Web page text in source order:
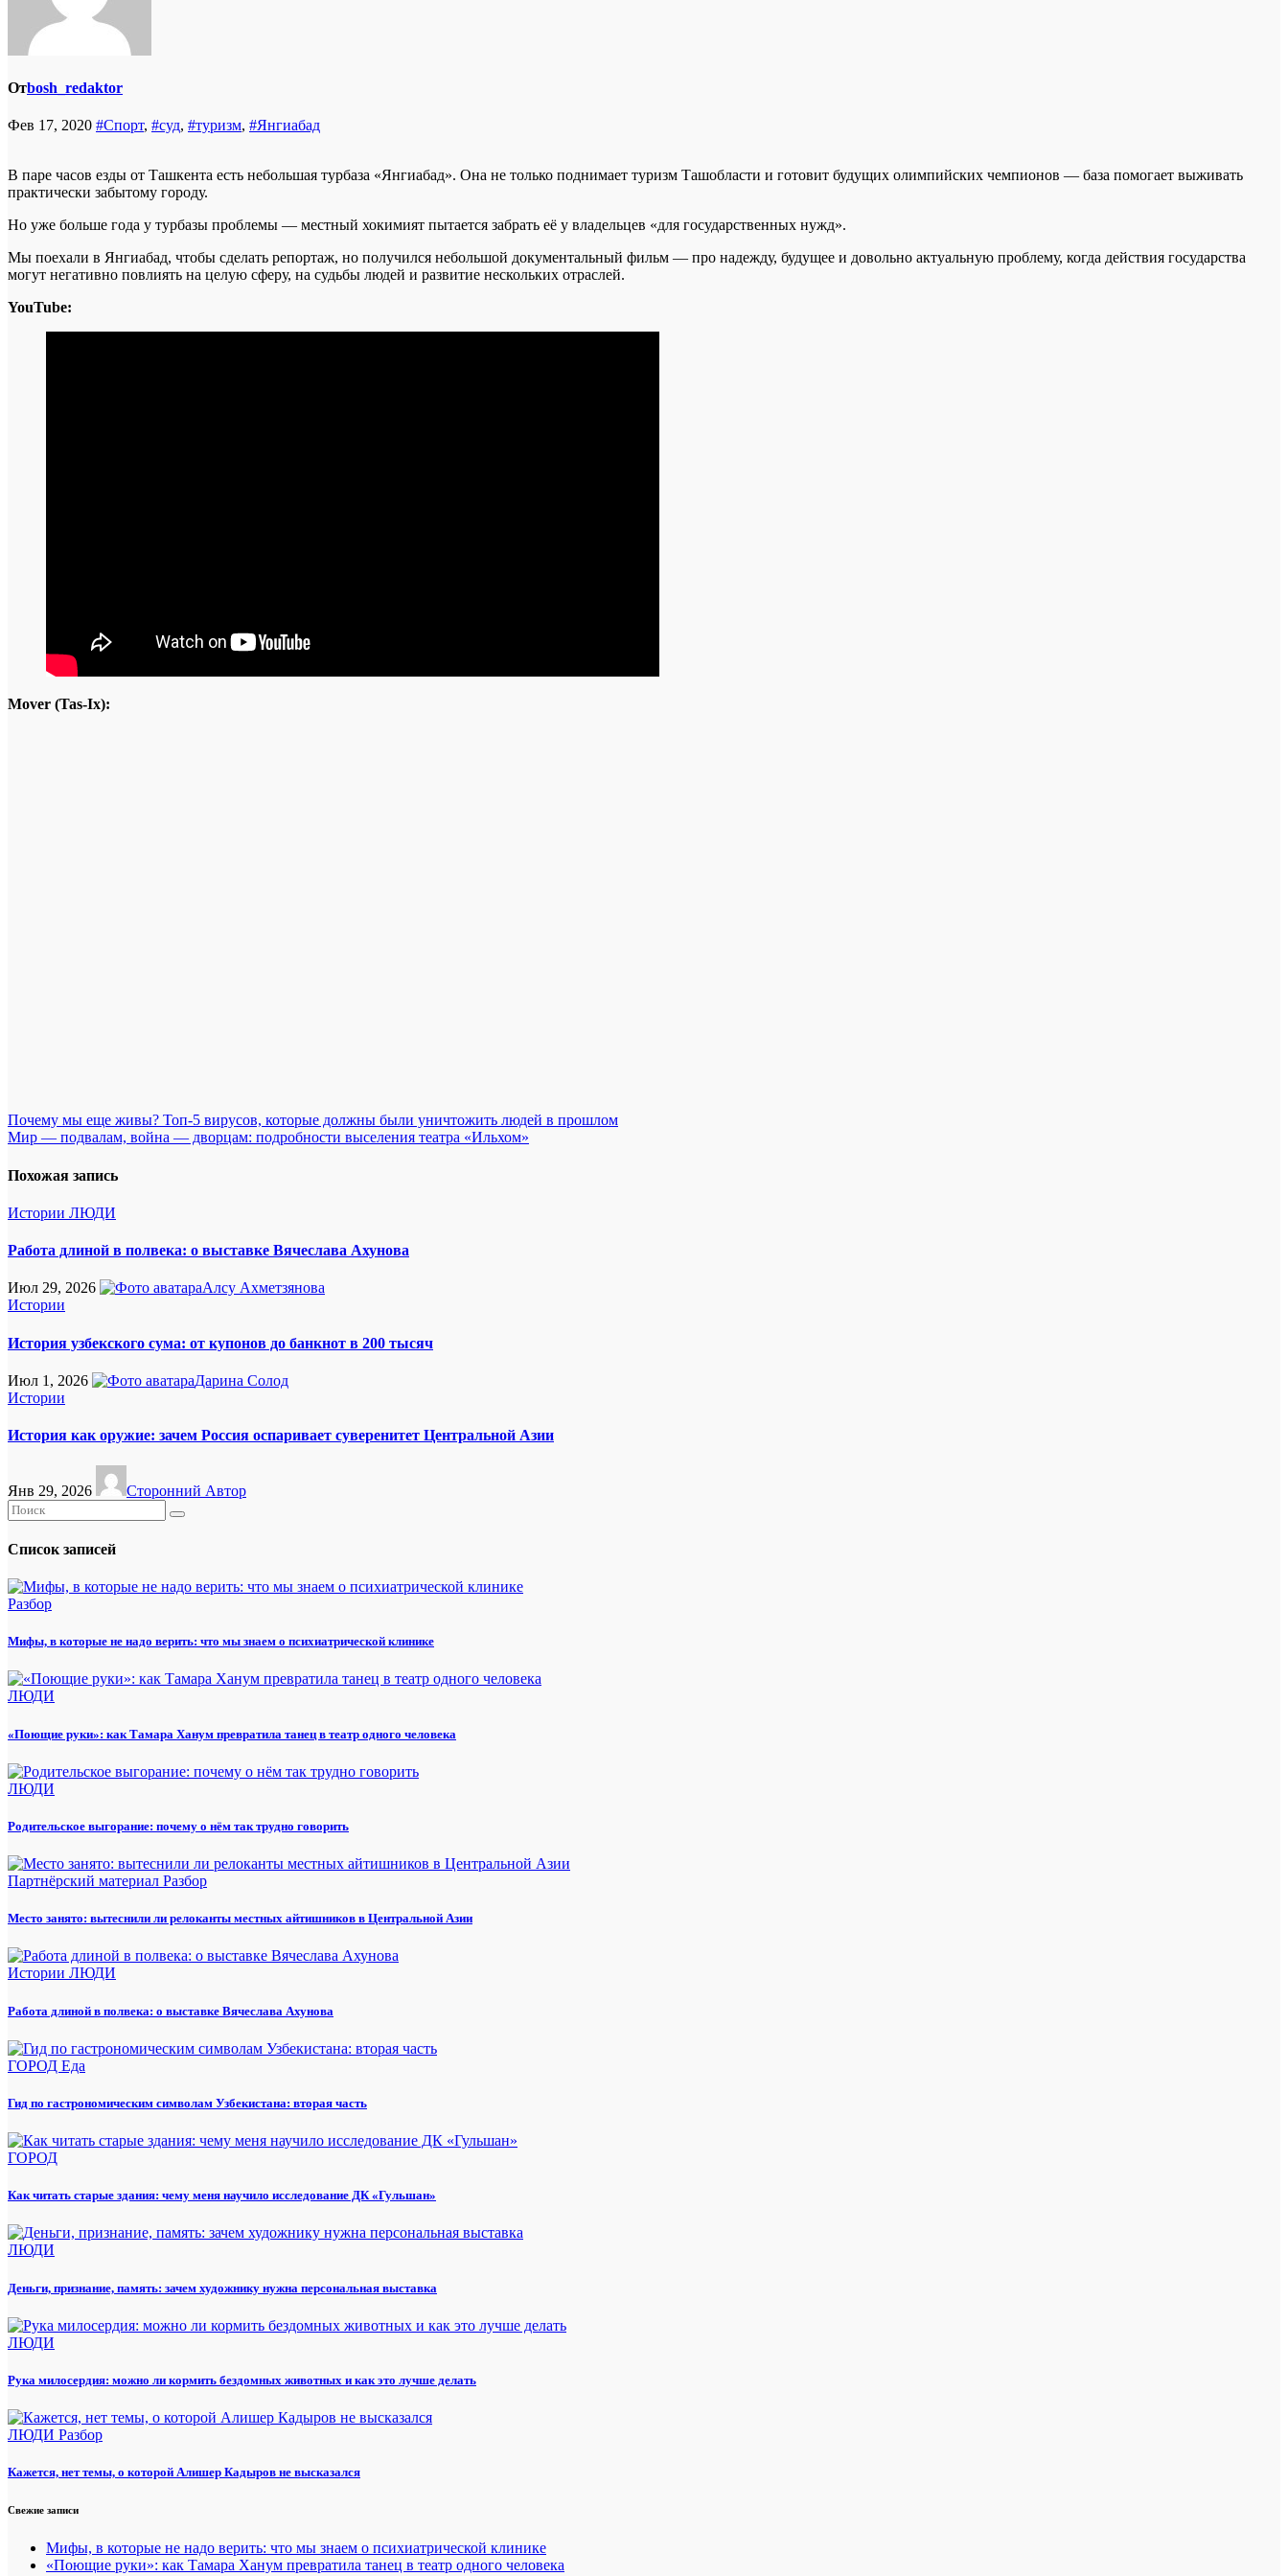
Отbosh_redaktor
Фев 17, 2020 #Спорт, #суд, #туризм, #Янгиабад
В паре часов езды от Ташкента есть небольшая турбаза «Янгиабад». Она не только поднимает туризм Ташобласти и готовит будущих олимпийских чемпионов — база помогает выживать
практически забытому городу.
Но уже больше года у турбазы проблемы — местный хокимият пытается забрать её у владельцев «для государственных нужд».
Мы поехали в Янгиабад, чтобы сделать репортаж, но получился небольшой документальный фильм — про надежду, будущее и довольно актуальную проблему, когда действия государства
могут негативно повлиять на целую сферу, на судьбы людей и развитие нескольких отраслей.
YouTube:
Mover (Tas-Ix):
Навигация
по
записям
Почему мы еще живы? Топ-5 вирусов, которые должны были уничтожить людей в прошлом
Мир — подвалам, война — дворцам: подробности выселения театра «Ильхом»
Похожая запись
Истории ЛЮДИ
Работа длиной в полвека: о выставке Вячеслава Ахунова
Июл 29, 2026
Алсу Ахметзянова
Истории
История узбекского сума: от купонов до банкнот в 200 тысяч
Июл 1, 2026
Дарина Солод
Истории
История как оружие: зачем Россия оспаривает суверенитет Центральной Азии
Янв 29, 2026 Сторонний Автор
Список записей
Разбор
Мифы, в которые не надо верить: что мы знаем о психиатрической клинике
ЛЮДИ
«Поющие руки»: как Тамара Ханум превратила танец в театр одного человека
ЛЮДИ
Родительское выгорание: почему о нём так трудно говорить
Партнёрский материал Разбор
Место занято: вытеснили ли релоканты местных айтишников в Центральной Азии
Истории ЛЮДИ
Работа длиной в полвека: о выставке Вячеслава Ахунова
ГОРОД Еда
Гид по гастрономическим символам Узбекистана: вторая часть
ГОРОД
Как читать старые здания: чему меня научило исследование ДК «Гульшан»
ЛЮДИ
Деньги, признание, память: зачем художнику нужна персональная выставка
ЛЮДИ
Рука милосердия: можно ли кормить бездомных животных и как это лучше делать
ЛЮДИ Разбор
Кажется, нет темы, о которой Алишер Кадыров не высказался
Свежие записи
Мифы, в которые не надо верить: что мы знаем о психиатрической клинике
«Поющие руки»: как Тамара Ханум превратила танец в театр одного человека